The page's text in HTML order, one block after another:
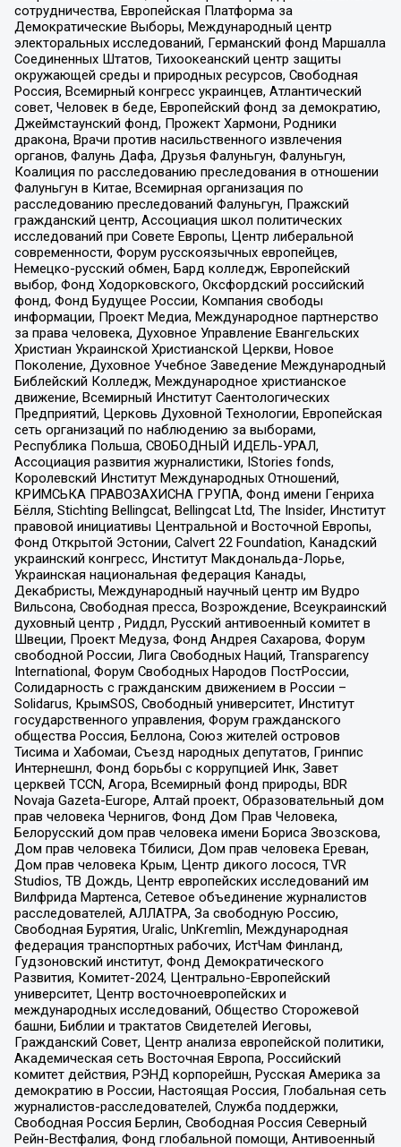
сотрудничества, Европейская Платформа за
Демократические Выборы, Международный центр
электоральных исследований, Германский фонд Маршалла
Соединенных Штатов, Тихоокеанский центр защиты
окружающей среды и природных ресурсов, Свободная
Россия, Всемирный конгресс украинцев, Атлантический
совет, Человек в беде, Европейский фонд за демократию,
Джеймстаунский фонд, Прожект Хармони, Родники
дракона, Врачи против насильственного извлечения
органов, Фалунь Дафа, Друзья Фалуньгун, Фалуньгун,
Коалиция по расследованию преследования в отношении
Фалуньгун в Китае, Всемирная организация по
расследованию преследований Фалуньгун, Пражский
гражданский центр, Ассоциация школ политических
исследований при Совете Европы, Центр либеральной
современности, Форум русскоязычных европейцев,
Немецко-русский обмен, Бард колледж, Европейский
выбор, Фонд Ходорковского, Оксфордский российский
фонд, Фонд Будущее России, Компания свободы
информации, Проект Медиа, Международное партнерство
за права человека, Духовное Управление Евангельских
Христиан Украинской Христианской Церкви, Новое
Поколение, Духовное Учебное Заведение Международный
Библейский Колледж, Международное христианское
движение, Всемирный Институт Саентологических
Предприятий, Церковь Духовной Технологии, Европейская
сеть организаций по наблюдению за выборами,
Республика Польша, СВОБОДНЫЙ ИДЕЛЬ-УРАЛ,
Ассоциация развития журналистики, IStories fonds,
Королевский Институт Международных Отношений,
КРИМСЬКА ПРАВОЗАХИСНА ГРУПА, Фонд имени Генриха
Бёлля, Stichting Bellingcat, Bellingcat Ltd, The Insider, Институт
правовой инициативы Центральной и Восточной Европы,
Фонд Открытой Эстонии, Calvert 22 Foundation, Канадский
украинский конгресс, Институт Макдональда-Лорье,
Украинская национальная федерация Канады,
Декабристы, Международный научный центр им Вудро
Вильсона, Свободная пресса, Возрождение, Всеукраинский
духовный центр , Риддл, Русский антивоенный комитет в
Швеции, Проект Медуза, Фонд Андрея Сахарова, Форум
свободной России, Лига Свободных Наций, Transparеncy
International, Форум Свободных Народов ПостРоссии,
Солидарность с гражданским движением в России –
Solidarus, КрымSOS, Свободный университет, Институт
государственного управления, Форум гражданского
общества Россия, Беллона, Союз жителей островов
Тисима и Хабомаи, Съезд народных депутатов, Гринпис
Интернешнл, Фонд борьбы с коррупцией Инк, Завет
церквей TCCN, Агора, Всемирный фонд природы, BDR
Novaja Gazeta-Europe, Алтай проект, Образовательный дом
прав человека Чернигов, Фонд Дом Прав Человека,
Белорусский дом прав человека имени Бориса Звозскова,
Дом прав человека Тбилиси, Дом прав человека Ереван,
Дом прав человека Крым, Центр дикого лосося, TVR
Studios, ТВ Дождь, Центр европейских исследований им
Вилфрида Мартенса, Сетевое объединение журналистов
расследователей, АЛЛАТРА, За свободную Россию,
Свободная Бурятия, Uralic, UnKremlin, Международная
федерация транспортных рабочих, ИстЧам Финланд,
Гудзоновский институт, Фонд Демократического
Развития, Комитет-2024, Центрально-Европейский
университет, Центр восточноевропейских и
международных исследований, Общество Сторожевой
башни, Библии и трактатов Свидетелей Иеговы,
Гражданский Совет, Центр анализа европейской политики,
Академическая сеть Восточная Европа, Российский
комитет действия, РЭНД корпорейшн, Русская Америка за
демократию в России, Настоящая Россия, Глобальная сеть
журналистов-расследователей, Служба поддержки,
Свободная Россия Берлин, Свободная Россия Северный
Рейн-Вестфалия, Фонд глобальной помощи, Антивоенный